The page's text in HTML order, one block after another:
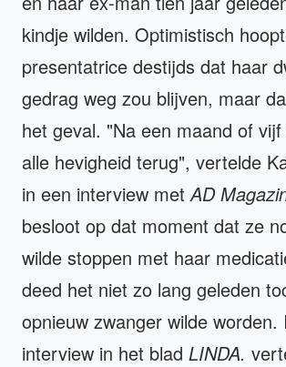
kindje wilden. Optimistisch
presentatrice destijds dat haar
gedrag weg zou blijven, maar
het geval. "Na een maand of
alle hevigheid terug", vertelde
in een interview met AD
besloot op dat moment dat ze
wilde stoppen met haar
deed het niet zo lang geleden
opnieuw zwanger wilde worden.
interview in het blad LINDA.